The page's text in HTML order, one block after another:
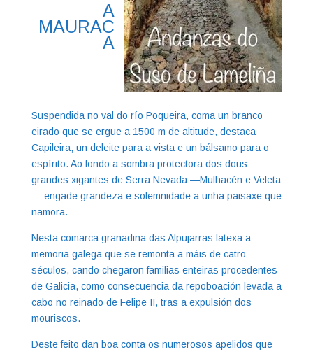
A
MAURAC
A
Suspendida no val do río Poqueira, coma un branco
eirado que se ergue a 1500 m de altitude, destaca
Capileira, un deleite para a vista e un bálsamo para o
espírito. Ao fondo a sombra protectora dos dous
grandes xigantes de Serra Nevada —Mulhacén e Veleta
— engade grandeza e solemnidade a unha paisaxe que
namora.
Nesta comarca granadina das Alpujarras latexa a
memoria galega que se remonta a máis de catro
séculos, cando chegaron familias enteiras procedentes
de Galicia, como consecuencia da repoboación levada a
cabo no reinado de Felipe II, tras a expulsión dos
mouriscos.
Deste feito dan boa conta os numerosos apelidos que